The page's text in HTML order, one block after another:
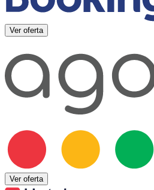
Ver oferta
Ver oferta